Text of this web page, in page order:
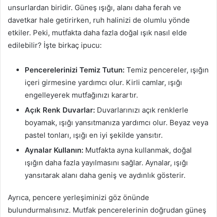
unsurlardan biridir. Güneş ışığı, alanı daha ferah ve
davetkar hale getirirken, ruh halinizi de olumlu yönde
etkiler. Peki, mutfakta daha fazla doğal ışık nasıl elde
edilebilir? İşte birkaç ipucu:
Pencerelerinizi Temiz Tutun: Temiz pencereler, ışığın
içeri girmesine yardımcı olur. Kirli camlar, ışığı
engelleyerek mutfağınızı karartır.
Açık Renk Duvarlar: Duvarlarınızı açık renklerle
boyamak, ışığı yansıtmanıza yardımcı olur. Beyaz veya
pastel tonları, ışığı en iyi şekilde yansıtır.
Aynalar Kullanın: Mutfakta ayna kullanmak, doğal
ışığın daha fazla yayılmasını sağlar. Aynalar, ışığı
yansıtarak alanı daha geniş ve aydınlık gösterir.
Ayrıca, pencere yerleşiminizi göz önünde
bulundurmalısınız. Mutfak pencerelerinin doğrudan güneş